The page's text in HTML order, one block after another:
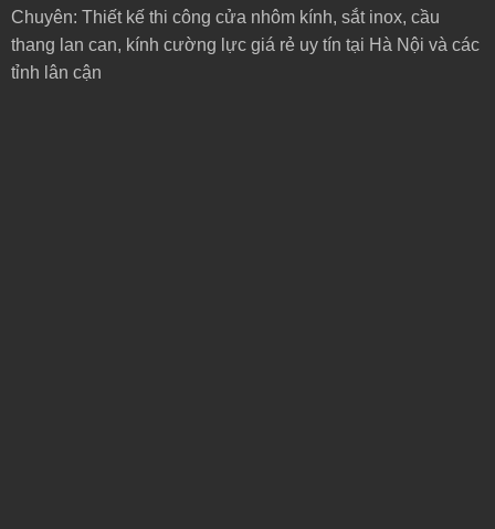
Chuyên: Thiết kế thi công cửa nhôm kính, sắt inox, cầu
thang lan can, kính cường lực giá rẻ uy tín tại Hà Nội và các
tỉnh lân cận